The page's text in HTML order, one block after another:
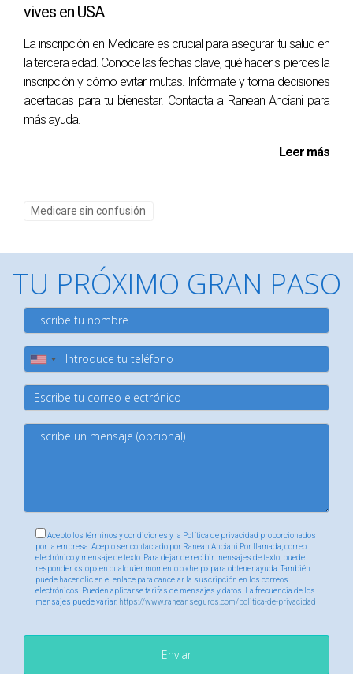
generalmente es automática si has trabajado lo suficiente,
mientras que las Partes B, C y D son opcionales.
¿Puedo cambiar mi plan Medicare durante el
año?
Sí, hay períodos específicos durante los cuales puedes
enfrentar penalizaciones al inscribirte más tarde.
¿Cómo puedo saber qué plan es mejor para
mí?
Revisar tus necesidades médicas actuales y futuras es
clave; además puedes consultar con expertos como
Ranean AncianiE-cardpara obtener asesoría
personalizada sobre tus opciones. Recuerda siempre
personales al elegir tu cobertura médica. ¡Tu salud merece
vives en USA
La inscripción en Medicare es crucial para asegurar tu salud en
la tercera edad. Conoce las fechas clave, qué hacer si pierdes la
inscripción y cómo evitar multas. Infórmate y toma decisiones
acertadas para tu bienestar. Contacta a Ranean Anciani para
más ayuda.
Leer más
Medicare sin confusión
TU PRÓXIMO GRAN PASO
Acepto los términos y condiciones y la Política de privacidad proporcionados
por la empresa. Acepto ser contactado por Ranean Anciani Por llamada, correo
electrónico y mensaje de texto. Para dejar de recibir mensajes de texto, puede
responder «stop» en cualquier momento o «help» para obtener ayuda. También
puede hacer clic en el enlace para cancelar la suscripción en los correos
electrónicos. Pueden aplicarse tarifas de mensajes y datos. La frecuencia de los
mensajes puede variar. https://www.raneanseguros.com/politica-de-privacidad
Enviar